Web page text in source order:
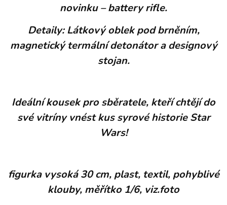
novinku – battery rifle.
Detaily: Látkový oblek pod brněním,
magnetický termální detonátor a designový
stojan.
Ideální kousek pro sběratele, kteří chtějí do
své vitríny vnést kus syrové historie Star
Wars!
figurka vysoká 30 cm, plast, textil, pohyblivé
klouby, měřítko 1/6, viz.foto